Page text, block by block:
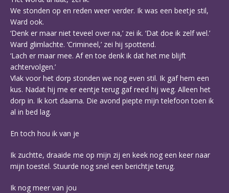
We stonden op en reden weer verder. Ik was een beetje stil,
Ward ook.
‘Denk er maar niet teveel over na,’ zei ik. ‘Dat doe ik zelf wel.’
Ward glimlachte. ‘Crimineel,’ zei hij spottend.
‘Lach er maar mee. Af en toe denk ik dat het me blijft
achtervolgen.’
Vlak voor het dorp stonden we nog even stil. Ik gaf hem een
kus. Nadat hij me er eentje terug gaf reed hij weg. Alleen het
dorp in. Ik kort daarna. Die avond piepte mijn telefoon toen ik
al in bed lag.
En toch hou ik van je
Ik zuchtte, draaide me op mijn zij en keek nog een keer naar
mijn toestel. Stuurde nog snel een berichtje terug.
Ik nog meer van jou